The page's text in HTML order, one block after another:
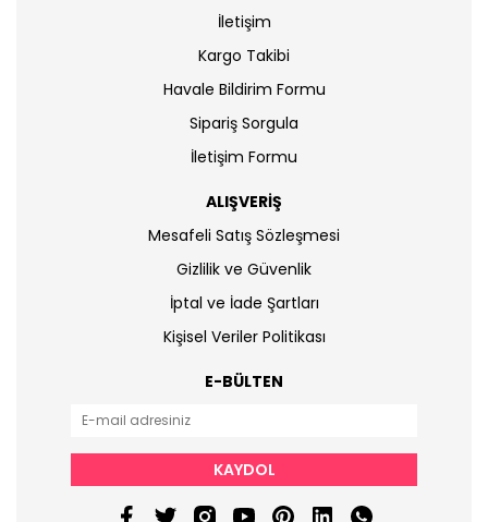
İletişim
Kargo Takibi
Havale Bildirim Formu
Sipariş Sorgula
İletişim Formu
ALIŞVERİŞ
Mesafeli Satış Sözleşmesi
Gizlilik ve Güvenlik
İptal ve İade Şartları
Kişisel Veriler Politikası
E-BÜLTEN
KAYDOL